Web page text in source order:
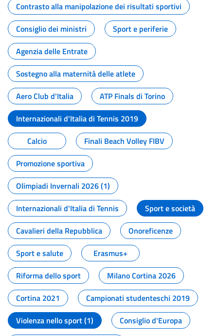
Contrasto alla manipolazione dei risultati sportivi
Consiglio dei ministri
Sport e periferie
Agenzia delle Entrate
Sostegno alla maternità delle atlete
Aero Club d'Italia
ATP Finals di Torino
Internazionali d'Italia di Tennis 2019
Calcio
Finali Beach Volley FIBV
Promozione sportiva
Olimpiadi Invernali 2026 (1)
Internazionali d'Italia di Tennis
Sport e società
Cavalieri della Repubblica
Onoreficenze
Sport e salute
Erasmus+
Riforma dello sport
Milano Cortina 2026
Cortina 2021
Campionati studenteschi 2019
Violenza nello sport (1)
Consiglio d'Europa